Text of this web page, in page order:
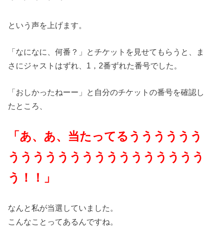
という声を上げます。
「なになに、何番？」とチケットを見せてもらうと、ま
さにジャストはずれ、1，2番ずれた番号でした。
「おしかったねーー」と自分のチケットの番号を確認し
たところ、
「あ、あ、当たってるうううううう
うううううううううううううううう
う！！」
なんと私が当選していました。
こんなことってあるんですね。